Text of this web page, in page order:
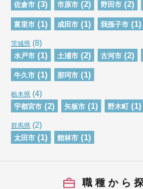
佐倉市 (3) 市原市 (2) 野田市 (2)
富里市 (1) 成田市 (1) 我孫子市 (1)
茨城県 (8)
水戸市 (1) 土浦市 (2) 古河市 (2)
牛久市 (1) 那珂市 (1)
栃木県 (4)
宇都宮市 (2) 矢板市 (1) 野木町 (1)
群馬県 (2)
太田市 (1) 館林市 (1)
職種から